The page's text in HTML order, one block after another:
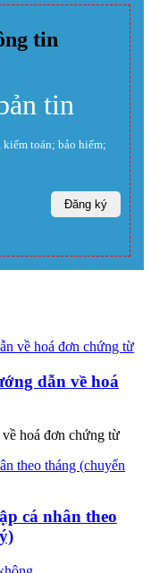
tin
tin
kiểm toán; bảo hiểm;
dẫn về hoá
hoá đơn chứng từ
cá nhân theo